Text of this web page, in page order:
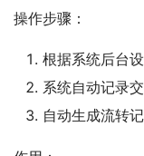
操作步骤：
根据系统后台
系统自动记录
自动生成流转